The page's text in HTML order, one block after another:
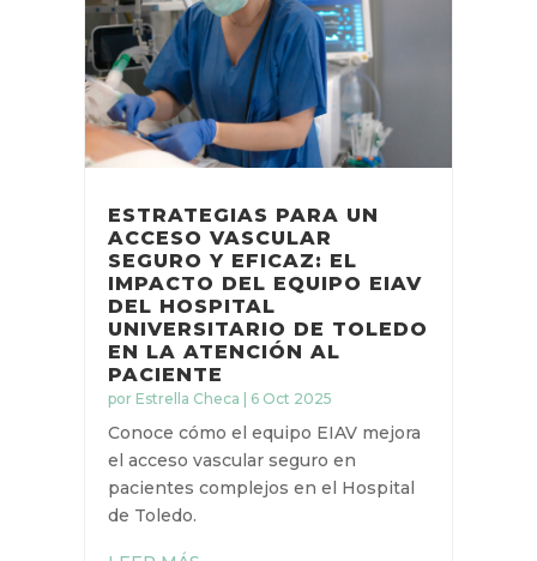
ESTRATEGIAS PARA UN
ACCESO VASCULAR
SEGURO Y EFICAZ: EL
IMPACTO DEL EQUIPO
EIAV DEL HOSPITAL
UNIVERSITARIO DE
TOLEDO EN LA ATENCIÓN
AL PACIENTE
Conoce cómo el equipo EIAV
mejora el acceso vascular seguro
en pacientes complejos en el